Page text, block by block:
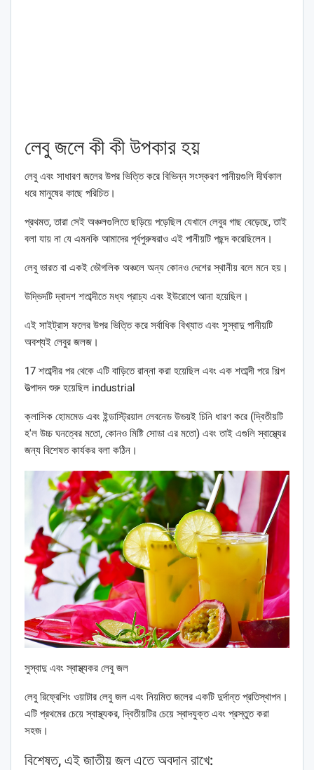
লেবু জলে কী কী উপকার হয়
লেবু এবং সাধারণ জলের উপর ভিত্তি করে বিভিন্ন সংস্করণ পানীয়গুলি দীর্ঘকাল
ধরে মানুষের কাছে পরিচিত।
প্রথমত, তারা সেই অঞ্চলগুলিতে ছড়িয়ে পড়েছিল যেখানে লেবুর গাছ বেড়েছে, তাই
বলা যায় না যে এমনকি আমাদের পূর্বপুরুষরাও এই পানীয়টি পছন্দ করেছিলেন।
লেবু ভারত বা একই ভৌগলিক অঞ্চলে অন্য কোনও দেশের স্থানীয় বলে মনে হয়।
উদ্ভিদটি দ্বাদশ শতাব্দীতে মধ্য প্রাচ্য এবং ইউরোপে আনা হয়েছিল।
এই সাইট্রাস ফলের উপর ভিত্তি করে সর্বাধিক বিখ্যাত এবং সুস্বাদু পানীয়টি
অবশ্যই লেবুর জলজ।
17 শতাব্দীর পর থেকে এটি বাড়িতে রান্না করা হয়েছিল এবং এক শতাব্দী পরে শিল্প
উত্পাদন শুরু হয়েছিল industrial
ক্লাসিক হোমমেড এবং ইন্ডাস্ট্রিয়াল লেবনেড উভয়ই চিনি ধারণ করে (দ্বিতীয়টি
হ'ল উচ্চ ঘনত্বের মতো, কোনও মিষ্টি সোডা এর মতো) এবং তাই এগুলি স্বাস্থ্যের
জন্য বিশেষত কার্যকর বলা কঠিন।
সুস্বাদু এবং স্বাস্থ্যকর লেবু জল
লেবু রিফ্রেশিং ওয়াটার লেবু জল এবং নিয়মিত জলের একটি দুর্দান্ত প্রতিস্থাপন।
এটি প্রথমের চেয়ে স্বাস্থ্যকর, দ্বিতীয়টির চেয়ে স্বাদযুক্ত এবং প্রস্তুত করা
সহজ।
বিশেষত, এই জাতীয় জল এতে অবদান রাখে: